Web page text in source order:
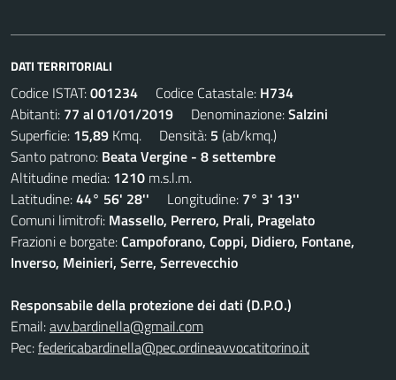
DATI TERRITORIALI
Codice ISTAT:001234 Codice Catastale: H734
Abitanti: 77 al 01/01/2019 Denominazione:Salzini
Superficie: 15,89 Kmq. Densità: 5 (ab/kmq.)
Santo patrono: Beata Vergine - 8 settembre
Altitudine media: 1210 m.s.l.m.
Latitudine:44° 56' 28'' Longitudine: 7° 3' 13''
Comuni limitrofi: Massello, Perrero, Prali, Pragelato
Frazioni e borgate:Campoforano, Coppi, Didiero, Fontane,
Inverso, Meinieri, Serre, Serrevecchio
Responsabile della protezione dei dati (D.P.O.)
Email:avv.bardinella@gmail.com
Pec:federicabardinella@pec.ordineavvocatitorino.it